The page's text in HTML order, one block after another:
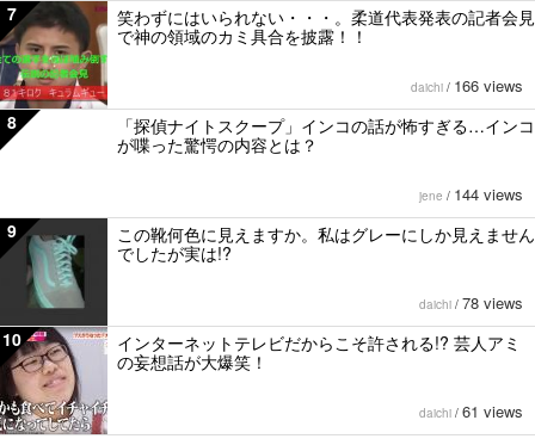
7
笑わずにはいられない・・・。柔道代表発表の記者会見
で神の領域のカミ具合を披露！！
daichi / 166 views
8
「探偵ナイトスクープ」インコの話が怖すぎる…インコ
が喋った驚愕の内容とは？
jene / 144 views
9
この靴何色に見えますか。私はグレーにしか見えません
でしたが実は!?
daichi / 78 views
10
インターネットテレビだからこそ許される!? 芸人アミ
の妄想話が大爆笑！
daichi / 61 views